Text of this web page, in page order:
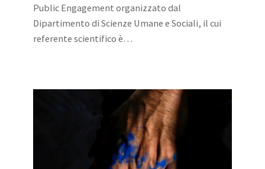
Public Engagement organizzato dal
Dipartimento di Scienze Umane e Sociali, il cui
referente scientifico è…